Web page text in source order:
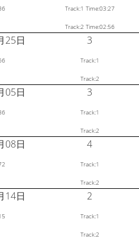
Track:1 Time:03:27
Track:2 Time:02:56
25日 3
Track:1
Track:2
05日 3
Track:1
Track:2
08日 4
Track:1
Track:2
14日 2
Track:1
Track:2